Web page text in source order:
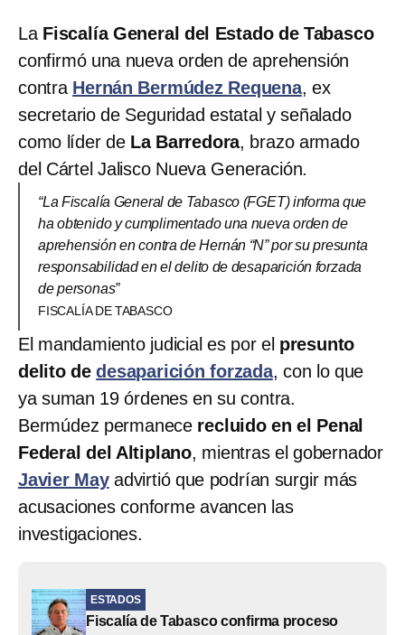
La Fiscalía General del Estado de Tabasco
confirmó una nueva orden de aprehensión
contra Hernán Bermúdez Requena, ex
secretario de Seguridad estatal y señalado
como líder de La Barredora, brazo armado
del Cártel Jalisco Nueva Generación.
“La Fiscalía General de Tabasco (FGET) informa que
ha obtenido y cumplimentado una nueva orden de
aprehensión en contra de Hernán “N” por su presunta
responsabilidad en el delito de desaparición forzada
de personas”
FISCALÍA DE TABASCO
El mandamiento judicial es por el presunto
delito dedesaparición forzada, con lo que
ya suman 19 órdenes en su contra.
Bermúdez permanece recluido en el Penal
Federal del Altiplano, mientras el gobernador
Javier Mayadvirtió que podrían surgir más
acusaciones conforme avancen las
investigaciones.
ESTADOS
Fiscalía de Tabasco confirma proceso